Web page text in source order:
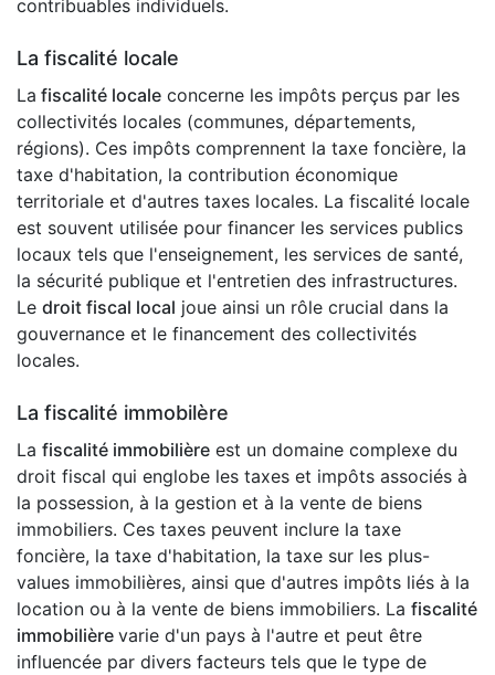
contribuables individuels.
La fiscalité locale
La fiscalité locale concerne les impôts perçus par les
collectivités locales (communes, départements,
régions). Ces impôts comprennent la taxe foncière, la
taxe d'habitation, la contribution économique
territoriale et d'autres taxes locales. La fiscalité locale
est souvent utilisée pour financer les services publics
locaux tels que l'enseignement, les services de santé,
la sécurité publique et l'entretien des infrastructures.
Le droit fiscal local joue ainsi un rôle crucial dans la
gouvernance et le financement des collectivités
locales.
La fiscalité immobilère
La fiscalité immobilière est un domaine complexe du
droit fiscal qui englobe les taxes et impôts associés à
la possession, à la gestion et à la vente de biens
immobiliers. Ces taxes peuvent inclure la taxe
foncière, la taxe d'habitation, la taxe sur les plus-
values immobilières, ainsi que d'autres impôts liés à la
location ou à la vente de biens immobiliers. La fiscalité
immobilière varie d'un pays à l'autre et peut être
influencée par divers facteurs tels que le type de